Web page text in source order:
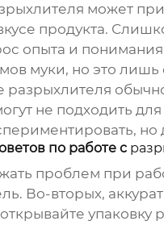
может
продукта.
опыта и
муки, но это
разрыхлителя
не подходить
но
по работе с
проблем при
. Во-вторых,
упаковку